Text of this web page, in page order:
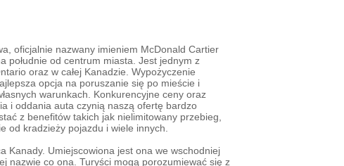
oficjalnie nazwany imieniem McDonald Cartier
południe od centrum miasta. Jest jednym z
oraz w całej Kanadzie. Wypożyczenie
opcja na poruszanie się po mieście i
warunkach. Konkurencyjne ceny oraz
i oddania auta czynią naszą ofertę bardzo
z benefitów takich jak nielimitowany przebieg,
od kradzieży pojazdu i wiele innych.
Kanady. Umiejscowiona jest ona we wschodniej
nazwie co ona. Turyści mogą porozumiewać się z